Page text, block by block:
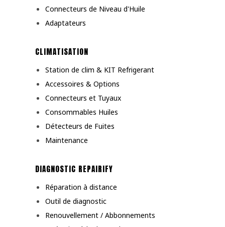
Connecteurs de Niveau d'Huile
Adaptateurs
CLIMATISATION
Station de clim & KIT Refrigerant
Accessoires & Options
Connecteurs et Tuyaux
Consommables Huiles
Détecteurs de Fuites
Maintenance
DIAGNOSTIC REPAIRIFY
Réparation à distance
Outil de diagnostic
Renouvellement / Abbonnements